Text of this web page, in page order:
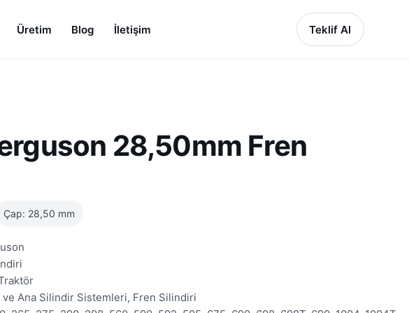
Üretim Blog İletişim Teklif Al
28,50mm Fren
Çap: 28,50 mm
ve Ana Silindir Sistemleri, Fren Silindiri